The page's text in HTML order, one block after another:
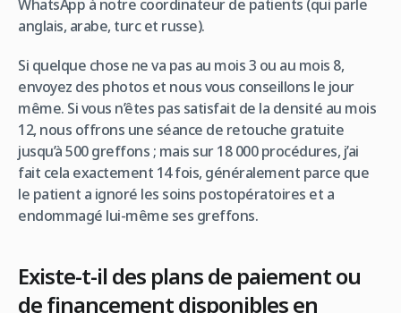
WhatsApp à notre coordinateur de patients (qui parle
anglais, arabe, turc et russe).
Si quelque chose ne va pas au mois 3 ou au mois 8,
envoyez des photos et nous vous conseillons le jour
même. Si vous n’êtes pas satisfait de la densité au mois
12, nous offrons une séance de retouche gratuite
jusqu’à 500 greffons ; mais sur 18 000 procédures, j’ai
fait cela exactement 14 fois, généralement parce que
le patient a ignoré les soins postopératoires et a
endommagé lui-même ses greffons.
Existe-t-il des plans de paiement ou
de financement disponibles en